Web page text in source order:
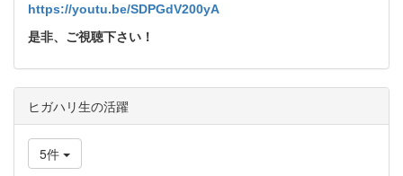
https://youtu.be/SDPGdV200yA
是非、ご視聴下さい！
ヒガハリ生の活躍
5件